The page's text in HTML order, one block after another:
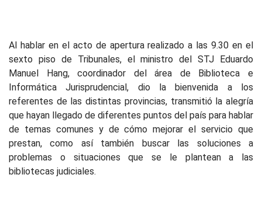
Al hablar en el acto de apertura realizado a las 9.30 en el
sexto piso de Tribunales, el ministro del STJ Eduardo
Manuel Hang, coordinador del área de Biblioteca e
Informática Jurisprudencial, dio la bienvenida a los
referentes de las distintas provincias, transmitió la alegría
que hayan llegado de diferentes puntos del país para hablar
de temas comunes y de cómo mejorar el servicio que
prestan, como así también buscar las soluciones a
problemas o situaciones que se le plantean a las
bibliotecas judiciales.